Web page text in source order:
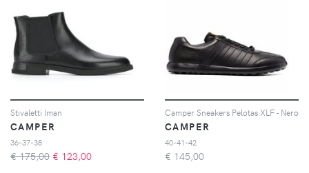
Stivaletti Iman
CAMPER
36-37-38
€ 175,00 € 123,00
Camper Sneakers Pelotas XLF - Nero
CAMPER
40-41-42
€ 145,00